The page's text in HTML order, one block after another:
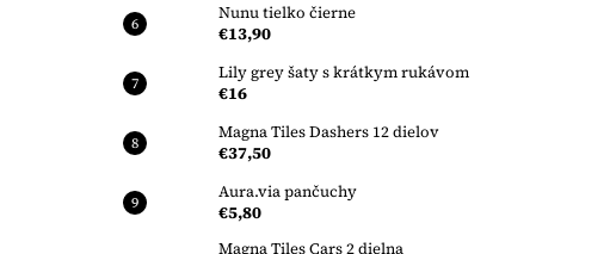
Nunu tielko čierne
€13,90
Lily grey šaty s krátkym rukávom
€16
Magna Tiles Dashers 12 dielov
€37,50
Aura.via pančuchy
€5,80
Magna Tiles Cars 2 dielna